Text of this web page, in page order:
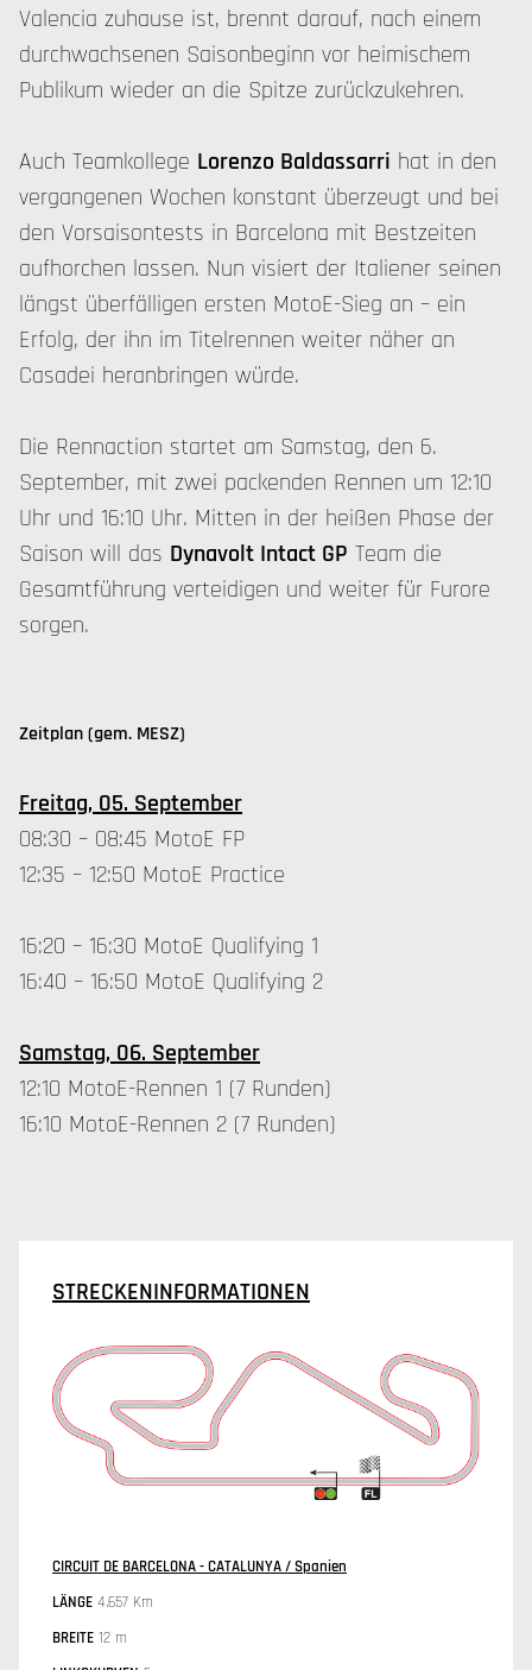
Valencia zuhause ist, brennt darauf, nach einem
durchwachsenen Saisonbeginn vor heimischem
Publikum wieder an die Spitze zurückzukehren.
Auch Teamkollege Lorenzo Baldassarri hat in den
vergangenen Wochen konstant überzeugt und bei
den Vorsaisontests in Barcelona mit Bestzeiten
aufhorchen lassen. Nun visiert der Italiener seinen
längst überfälligen ersten MotoE-Sieg an – ein
Erfolg, der ihn im Titelrennen weiter näher an
Casadei heranbringen würde.
Die Rennaction startet am Samstag, den 6.
September, mit zwei packenden Rennen um 12:10
Uhr und 16:10 Uhr. Mitten in der heißen Phase der
Saison will das Dynavolt Intact GP Team die
Gesamtführung verteidigen und weiter für Furore
sorgen.
Zeitplan (gem. MESZ)
Freitag, 05. September
08:30 – 08:45 MotoE FP
12:35 – 12:50 MotoE Practice
16:20 – 16:30 MotoE Qualifying 1
16:40 – 16:50 MotoE Qualifying 2
Samstag, 06. September
12:10 MotoE-Rennen 1 (7 Runden)
16:10 MotoE-Rennen 2 (7 Runden)
STRECKENINFORMATIONEN
CIRCUIT DE BARCELONA - CATALUNYA / Spanien
LÄNGE 4.657 Km
BREITE 12 m